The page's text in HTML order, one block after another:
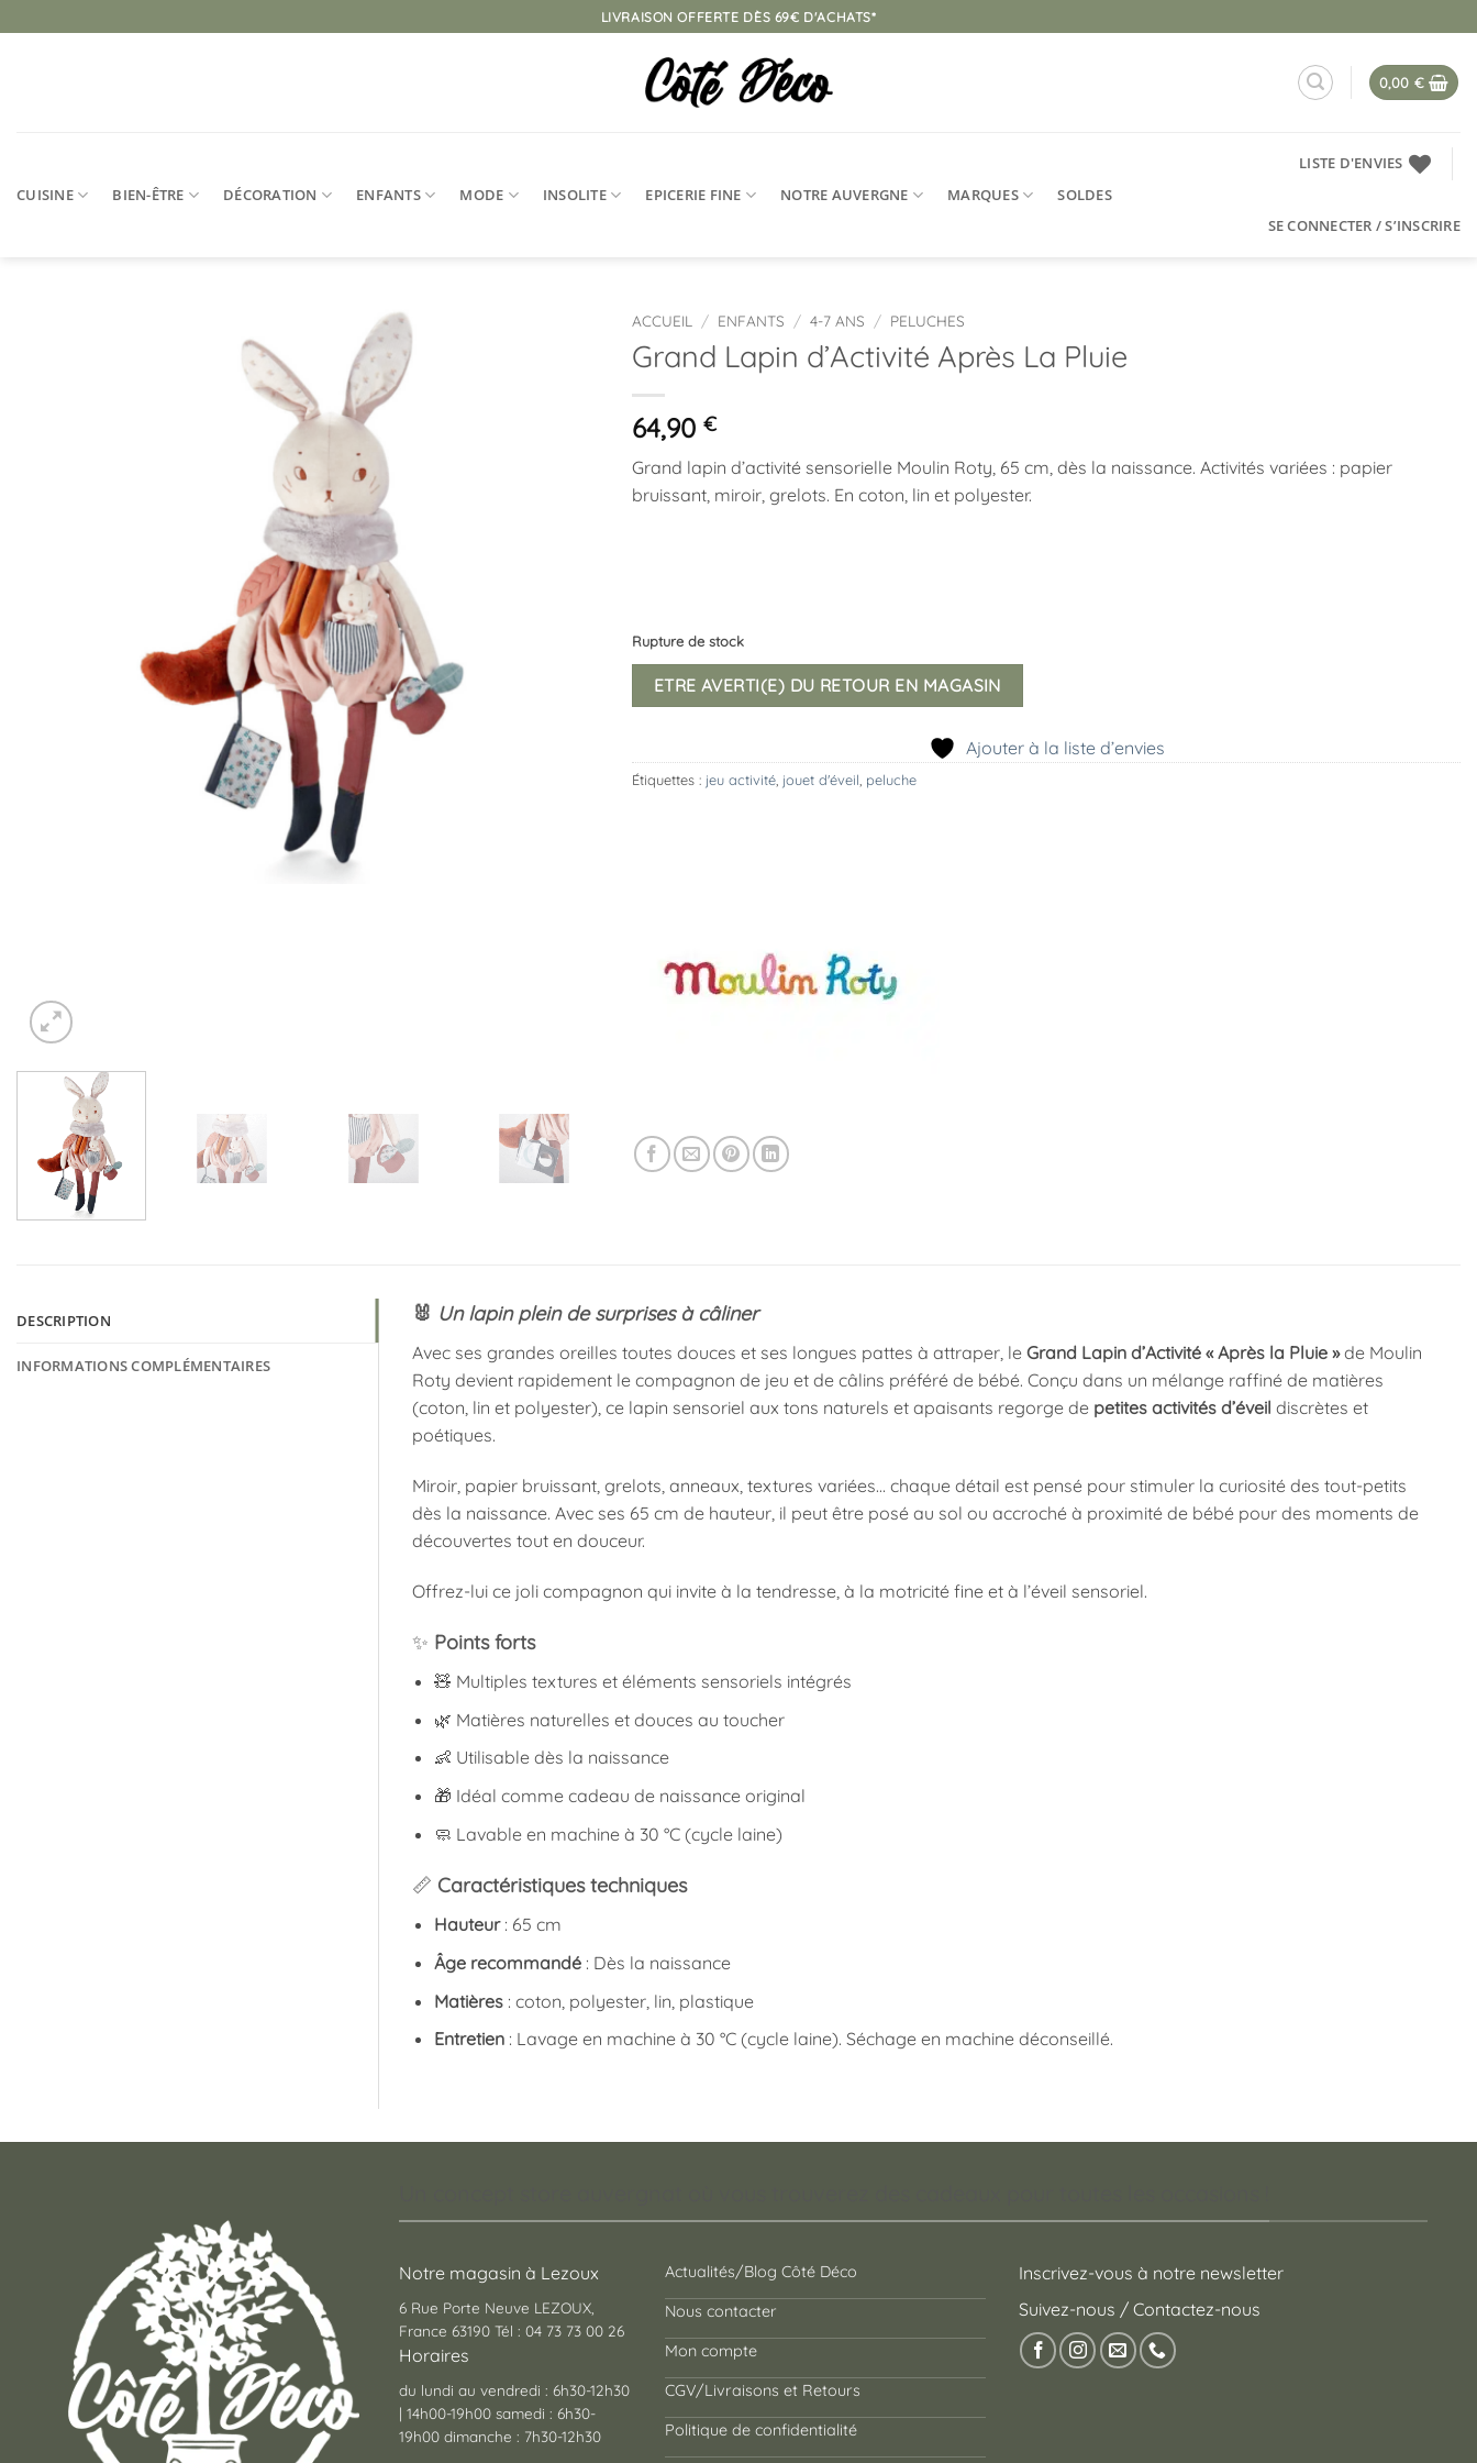
au
LIVRAISON OFFERTE DÈS 69€ D'ACHATS*
0,00 €
CUISINE BIEN-ÊTRE DÉCORATION ENFANTS MODE INSOLITE EPICERIE FINE NOTRE AUVERGNE MARQUES SOLDES
LISTE D'ENVIES
SE CONNECTER / S’INSCRIRE
ACCUEIL / ENFANTS / 4-7 ANS / PELUCHES
Grand Lapin d’Activité Après La Pluie
64,90 €
Grand lapin d’activité sensorielle Moulin Roty, 65 cm, dès la naissance. Activités variées : papier
bruissant, miroir, grelots. En coton, lin et polyester.
Rupture de stock
ETRE AVERTI(E) DU RETOUR EN MAGASIN
Ajouter à la liste d’envies
Étiquettes : jeu activité, jouet d'éveil, peluche
DESCRIPTION
INFORMATIONS COMPLÉMENTAIRES
🐰 Un lapin plein de surprises à câliner
Avec ses grandes oreilles toutes douces et ses longues pattes à attraper, le Grand Lapin d’Activité « Après la Pluie »de Moulin
Roty devient rapidement le compagnon de jeu et de câlins préféré de bébé. Conçu dans un mélange raffiné de matières
(coton, lin et polyester), ce lapin sensoriel aux tons naturels et apaisants regorge de petites activités d’éveil discrètes et
poétiques.
Miroir, papier bruissant, grelots, anneaux, textures variées… chaque détail est pensé pour stimuler la curiosité des tout-petits
dès la naissance. Avec ses 65 cm de hauteur, il peut être posé au sol ou accroché à proximité de bébé pour des moments de
découvertes tout en douceur.
Offrez-lui ce joli compagnon qui invite à la tendresse, à la motricité fine et à l’éveil sensoriel.
✨ Points forts
🧸 Multiples textures et éléments sensoriels intégrés
🌿 Matières naturelles et douces au toucher
👶 Utilisable dès la naissance
🎁 Idéal comme cadeau de naissance original
🧼 Lavable en machine à 30 °C (cycle laine)
📏 Caractéristiques techniques
Hauteur: 65 cm
Âge recommandé : Dès la naissance
Matières : coton, polyester, lin, plastique
Entretien : Lavage en machine à 30 °C (cycle laine). Séchage en machine déconseillé.
Notre magasin à Lezoux
6 Rue Porte Neuve LEZOUX,
France 63190 Tél : 04 73 73 00 26
Horaires
du lundi au vendredi : 6h30-12h30
| 14h00-19h00 samedi : 6h30-
19h00 dimanche : 7h30-12h30
Actualités/Blog Côté Déco
Nous contacter
Mon compte
CGV/Livraisons et Retours
Politique de confidentialité
Inscrivez-vous à notre newsletter
Suivez-nous / Contactez-nous